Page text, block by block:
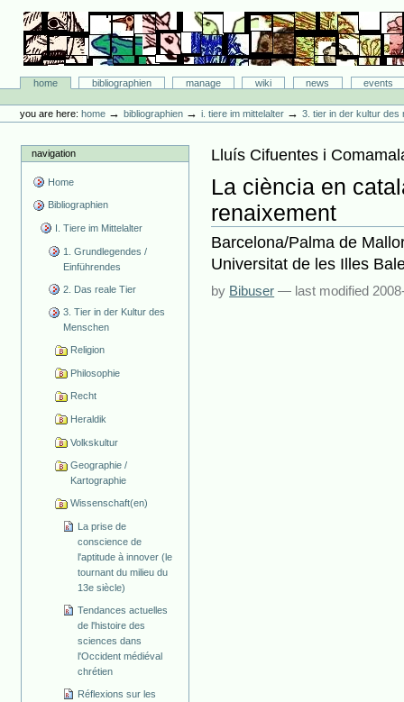
content.
navigation
Bibliographie-Portal
Sectionshome bibliographien manage wiki news
events
tools
you are here: home →bibliographien →i. tiere im mittelalter →3. tier in der kultur des
navigation
Home
Bibliographien
I. Tiere im Mittelalter
1. Grundlegendes /
Einführendes
2. Das reale Tier
3. Tier in der Kultur des
Menschen
Religion
Philosophie
Recht
Heraldik
Volkskultur
Geographie /
Kartographie
Wissenschaft(en)
La prise de
conscience de
l'aptitude à innover (le
tournant du milieu du
13e siècle)
Tendances actuelles
de l'histoire des
sciences dans
l'Occident médiéval
chrétien
Réflexions sur les
Lluís Cifuentes i
La ciència en
renaixement
Barcelona/Palma de
Universitat de les Illes
by Bibuser — last modified